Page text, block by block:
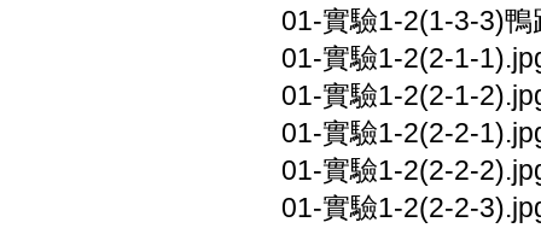
01-實驗1-2(1-3-3)
01-實驗1-2(2-1-
01-實驗1-2(2-1-
01-實驗1-2(2-2-
01-實驗1-2(2-2-
01-實驗1-2(2-2-